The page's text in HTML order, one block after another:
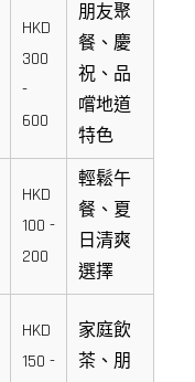
HKD
300
-
600
朋友聚
餐、慶
祝、品
嚐地道
特色
HKD
100 -
200
輕鬆午
餐、夏
日清爽
選擇
HKD
150 -
家庭飲
茶、朋